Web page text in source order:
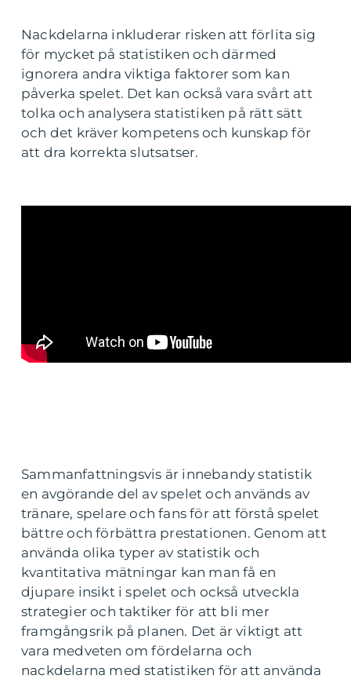
Nackdelarna inkluderar risken att förlita sig
för mycket på statistiken och därmed
ignorera andra viktiga faktorer som kan
påverka spelet. Det kan också vara svårt att
tolka och analysera statistiken på rätt sätt
och det kräver kompetens och kunskap för
att dra korrekta slutsatser.
Sammanfattningsvis är innebandy statistik
en avgörande del av spelet och används av
tränare, spelare och fans för att förstå spelet
bättre och förbättra prestationen. Genom att
använda olika typer av statistik och
kvantitativa mätningar kan man få en
djupare insikt i spelet och också utveckla
strategier och taktiker för att bli mer
framgångsrik på planen. Det är viktigt att
vara medveten om fördelarna och
nackdelarna med statistiken för att använda